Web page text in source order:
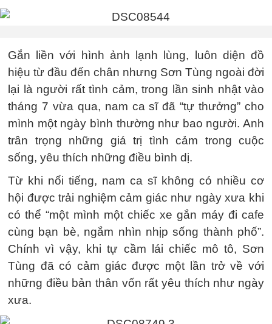
Gắn liền với hình ảnh lạnh lùng, luôn diện đồ
hiệu từ đầu đến chân nhưng Sơn Tùng ngoài đời
lại là người rất tình cảm, trong lần sinh nhật vào
tháng 7 vừa qua, nam ca sĩ đã “tự thưởng” cho
mình một ngày bình thường như bao người. Anh
trân trọng những giá trị tình cảm trong cuộc
sống, yêu thích những điều bình dị.
Từ khi nổi tiếng, nam ca sĩ không có nhiều cơ
hội được trải nghiệm cảm giác như ngày xưa khi
có thể “một mình một chiếc xe gắn máy đi cafe
cùng bạn bè, ngắm nhìn nhịp sống thành phố”.
Chính vì vậy, khi tự cầm lái chiếc mô tô, Sơn
Tùng đã có cảm giác được một lần trở về với
những điều bản thân vốn rất yêu thích như ngày
xưa.